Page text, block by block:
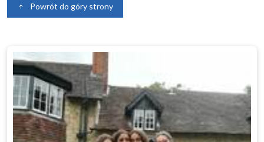
Powrót do góry strony